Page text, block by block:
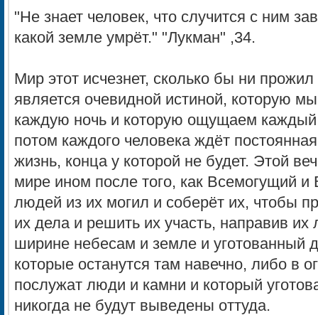
"Не знает человек, что случится с ним
какой земле умрёт." "Лукман" ,34.
Мир этот исчезнет, сколько бы ни
является очевидной истиной, которую
каждую ночь и которую ощущаем
потом каждого человека ждёт
жизнь, конца у которой не будет. Этой
мире ином после того, как Всемогущий
людей из их могил и соберёт их, чтобы
их дела и решить их участь, направив
ширине небесам и земле и уготованный
которые останутся там навечно, либо в
послужат люди и камни и который
никогда не будут выведены оттуда.